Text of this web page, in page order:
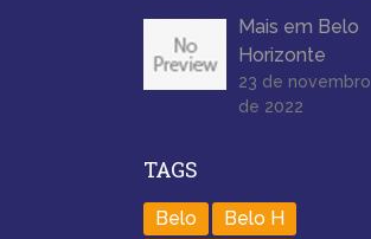
Mais em Belo
Horizonte
23 de novembro
de 2022
TAGS
Belo
Belo H